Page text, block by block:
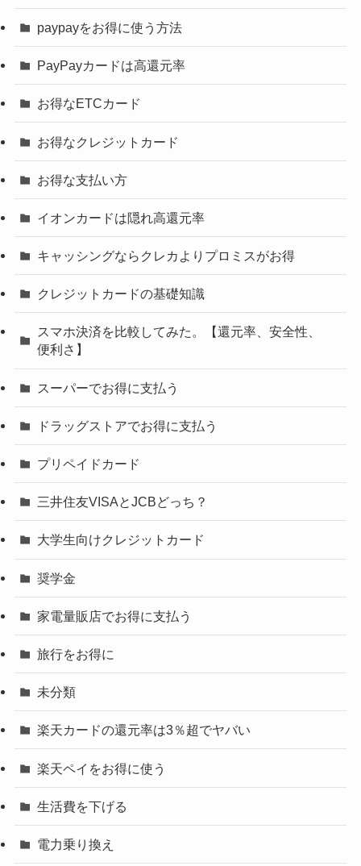
paypayをお得に使う方法
PayPayカードは高還元率
お得なETCカード
お得なクレジットカード
お得な支払い方
イオンカードは隠れ高還元率
キャッシングならクレカよりプロミスがお得
クレジットカードの基礎知識
スマホ決済を比較してみた。【還元率、安全性、
便利さ】
スーパーでお得に支払う
ドラッグストアでお得に支払う
プリペイドカード
三井住友VISAとJCBどっち？
大学生向けクレジットカード
奨学金
家電量販店でお得に支払う
旅行をお得に
未分類
楽天カードの還元率は3％超でヤバい
楽天ペイをお得に使う
生活費を下げる
電力乗り換え